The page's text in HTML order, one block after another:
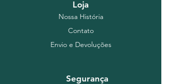
Loja
Nossa História
Contato
Envio e Devoluções
Segurança